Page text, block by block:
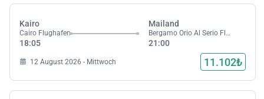
Kairo
Cairo Flughafen
18:05
Mailand
Bergamo Orio Al Serio Flughafen
21:00
12 August 2026 - Mittwoch 11.102₺